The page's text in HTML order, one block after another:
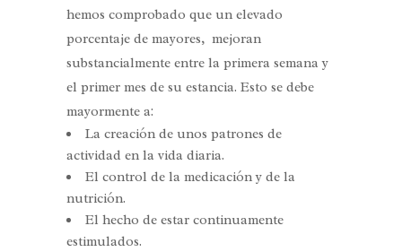
hemos comprobado que un elevado
porcentaje de mayores, mejoran
substancialmente entre la primera semana y
el primer mes de su estancia. Esto se debe
mayormente a:
La creación de unos patrones de
actividad en la vida diaria.
El control de la medicación y de la
nutrición.
El hecho de estar continuamente
estimulados.